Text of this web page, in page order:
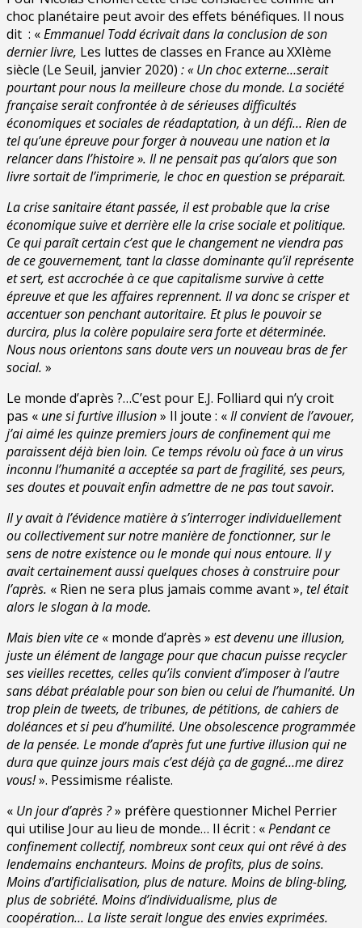
choc planétaire peut avoir des effets bénéfiques. Il nous
dit : «Emmanuel Todd écrivait dans la conclusion de son
dernier livre, Les luttes de classes en France au XXIème
siècle (Le Seuil, janvier 2020) : « Un choc externe…serait
pourtant pour nous la meilleure chose du monde. La société
française serait confrontée à de sérieuses difficultés
économiques et sociales de réadaptation, à un défi… Rien de
tel qu’une épreuve pour forger à nouveau une nation et la
relancer dans l’histoire ». Il ne pensait pas qu’alors que son
livre sortait de l’imprimerie, le choc en question se préparait.
La crise sanitaire étant passée, il est probable que la crise
économique suive et derrière elle la crise sociale et politique.
Ce qui paraît certain c’est que le changement ne viendra pas
de ce gouvernement, tant la classe dominante qu’il représente
et sert, est accrochée à ce que capitalisme survive à cette
épreuve et que les affaires reprennent. Il va donc se crisper et
accentuer son penchant autoritaire. Et plus le pouvoir se
durcira, plus la colère populaire sera forte et déterminée.
Nous nous orientons sans doute vers un nouveau bras de fer
social. »
Le monde d’après ?…C’est pour E.J. Folliard qui n’y croit
pas « une si furtive illusion» Il joute : «Il convient de l’avouer,
j’ai aimé les quinze premiers jours de confinement qui me
paraissent déjà bien loin. Ce temps révolu où face à un virus
inconnu l’humanité a acceptée sa part de fragilité, ses peurs,
ses doutes et pouvait enfin admettre de ne pas tout savoir.
Il y avait à l’évidence matière à s’interroger individuellement
ou collectivement sur notre manière de fonctionner, sur le
sens de notre existence ou le monde qui nous entoure. Il y
avait certainement aussi quelques choses à construire pour
l’après. « Rien ne sera plus jamais comme avant », tel était
alors le slogan à la mode.
Mais bien vite ce « monde d’après » est devenu une illusion,
juste un élément de langage pour que chacun puisse recycler
ses vieilles recettes, celles qu’ils convient d’imposer à l’autre
sans débat préalable pour son bien ou celui de l’humanité. Un
trop plein de tweets, de tribunes, de pétitions, de cahiers de
doléances et si peu d’humilité. Une obsolescence programmée
de la pensée. Le monde d’après fut une furtive illusion qui ne
dura que quinze jours mais c’est déjà ça de gagné…me direz
vous!». Pessimisme réaliste.
« Un jour d’après ?» préfère questionner Michel Perrier
qui utilise Jour au lieu de monde… Il écrit : «Pendant ce
confinement collectif, nombreux sont ceux qui ont rêvé à des
lendemains enchanteurs. Moins de profits, plus de soins.
Moins d’artificialisation, plus de nature. Moins de bling-bling,
plus de sobriété. Moins d’individualisme, plus de
coopération… La liste serait longue des envies exprimées.